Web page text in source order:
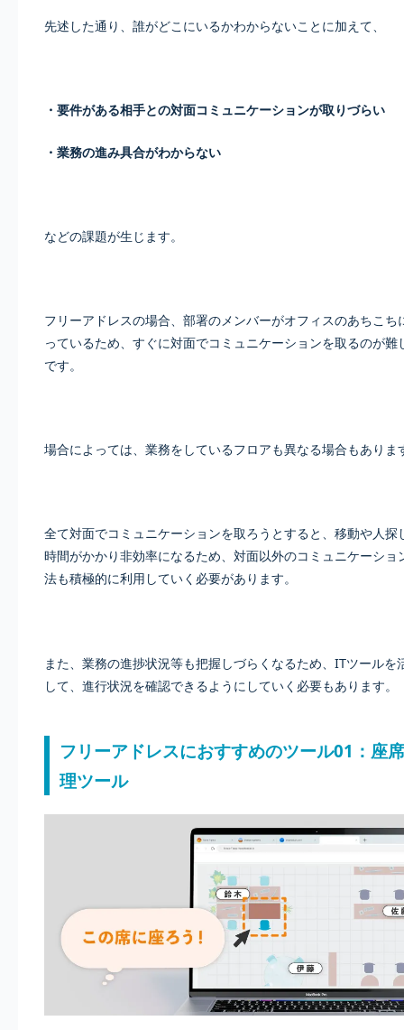
先述した通り、誰がどこにいるかわからないことに加えて、
・要件がある相手との対面コミュニケーションが取りづらい
・業務の進み具合がわからない
などの課題が生じます。
フリーアドレスの場合、部署のメンバーがオフィスのあちこち
っているため、すぐに対面でコミュニケーションを取るのが難
です。
場合によっては、業務をしているフロアも異なる場合もありま
全て対面でコミュニケーションを取ろうとすると、移動や人探
時間がかかり非効率になるため、対面以外のコミュニケーショ
法も積極的に利用していく必要があります。
また、業務の進捗状況等も把握しづらくなるため、ITツールを
して、進行状況を確認できるようにしていく必要もあります。
フリーアドレスにおすすめのツール01：座
理ツール